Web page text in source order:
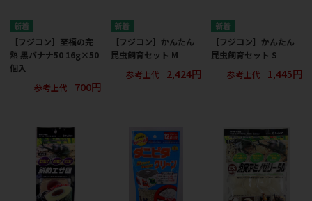
［フジコン］至福の完
熟 黒バナナ50 16g×50
個入
参考上代
700円
［フジコン］かんたん
昆虫飼育セット M
参考上代
2,424円
［フジコン］かんたん
昆虫飼育セット S
参考上代
1,445円